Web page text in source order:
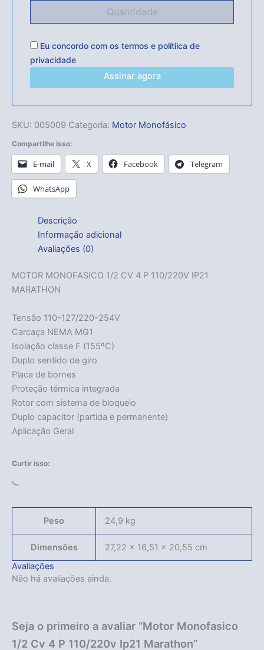
Acabou
Eu concordo com os termos e polítiica de
privacidade
Assinar agora
SKU: 005009 Categoria: Motor Monofásico
Compartilhe isso:
E-mail X Facebook Telegram
WhatsApp
Descrição
Informação adicional
Avaliações (0)
MOTOR MONOFASICO 1/2 CV 4 P 110/220V IP21
MARATHON
Tensão 110-127/220-254V
Carcaça NEMA MG1
Isolação classe F (155ºC)
Duplo sentido de giro
Placa de bornes
Proteção térmica integrada
Rotor com sistema de bloqueio
Duplo capacitor (partida e permanente)
Aplicação Geral
Curtir isso:
Peso 24,9 kg
Dimensões
27,22 × 16,51 × 20,55 cm
Avaliações
Não há avaliações ainda.
Seja o primeiro a avaliar “Motor Monofasico
1/2 Cv 4 P 110/220v Ip21 Marathon”